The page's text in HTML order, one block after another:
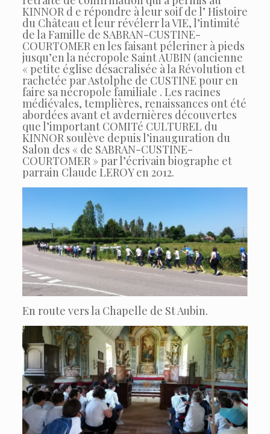
KINNOR d e répondre à leur soif de l’ Histoire
du Château et leur révélerr la VIE, l’intimité
de la Famille de SABRAN-CUSTINE-
COURTOMER en les faisant péleriner à pieds
jusqu’en la nécropole Saint AUBIN (ancienne
« petite église désacralisée à la Révolution et
rachetée par Astolphe de CUSTINE pour en
faire sa nécropole familiale . Les racines
médiévales, templières, renaissances ont été
abordées avant et avdernières découvertes
que l’important COMITé CULTUREL du
KINNOR soulève depuis l’inauguration du
Salon des « de SABRAN-CUSTINE-
COURTOMER » par l’écrivain biographe et
parrain Claude LEROY en 2012.
En route vers la Chapelle de St Aubin.